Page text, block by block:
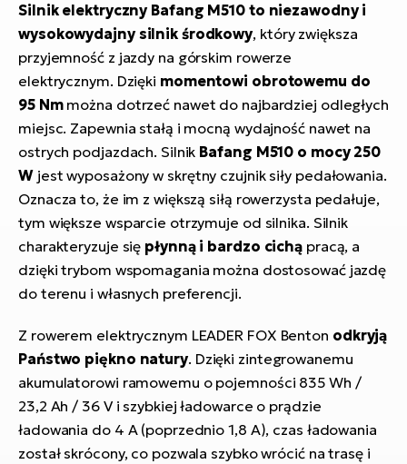
Silnik elektryczny Bafang M510 to niezawodny i
wysokowydajny silnik środkowy, który zwiększa
przyjemność z jazdy na górskim rowerze
elektrycznym. Dzięki momentowi obrotowemu do
95 Nmmożna dotrzeć nawet do najbardziej odległych
miejsc. Zapewnia stałą i mocną wydajność nawet na
ostrych podjazdach. Silnik Bafang M510 o mocy 250
Wjest wyposażony w skrętny czujnik siły pedałowania.
Oznacza to, że im z większą siłą rowerzysta pedałuje,
tym większe wsparcie otrzymuje od silnika. Silnik
charakteryzuje się płynną i bardzo cichą pracą, a
dzięki trybom wspomagania można dostosować jazdę
do terenu i własnych preferencji.
Z rowerem elektrycznym LEADER FOX Benton odkryją
Państwo piękno natury. Dzięki zintegrowanemu
akumulatorowi ramowemu o pojemności 835 Wh /
23,2 Ah / 36 V i szybkiej ładowarce o prądzie
ładowania do 4 A (poprzednio 1,8 A), czas ładowania
został skrócony, co pozwala szybko wrócić na trasę i